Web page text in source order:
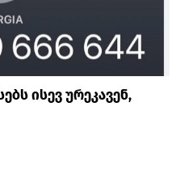
ისევ ურეკავენ,